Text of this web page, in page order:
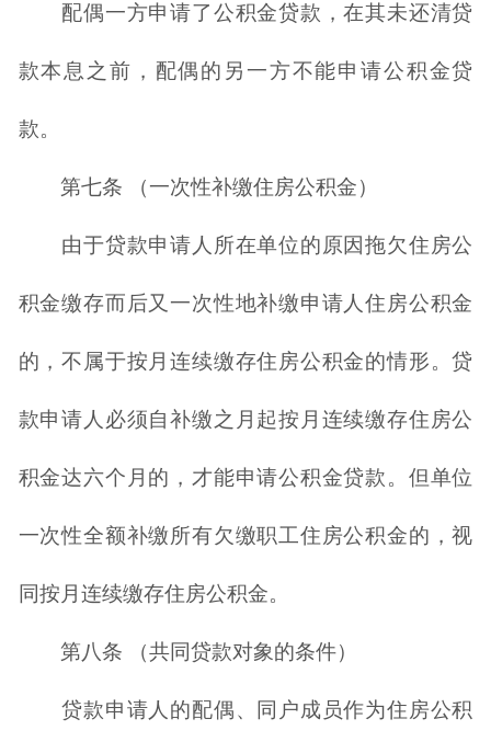
配偶一方申请了公积金贷款，在其未还清贷
款本息之前，配偶的另一方不能申请公积金贷
款。
第七条 （一次性补缴住房公积金）
由于贷款申请人所在单位的原因拖欠住房公
积金缴存而后又一次性地补缴申请人住房公积金
的，不属于按月连续缴存住房公积金的情形。贷
款申请人必须自补缴之月起按月连续缴存住房公
积金达六个月的，才能申请公积金贷款。但单位
一次性全额补缴所有欠缴职工住房公积金的，视
同按月连续缴存住房公积金。
第八条 （共同贷款对象的条件）
贷款申请人的配偶、同户成员作为住房公积